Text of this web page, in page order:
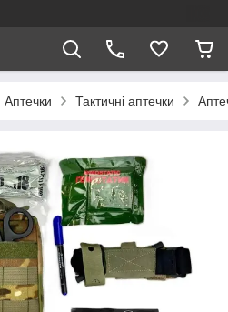
Аптечки Тактичні аптечки